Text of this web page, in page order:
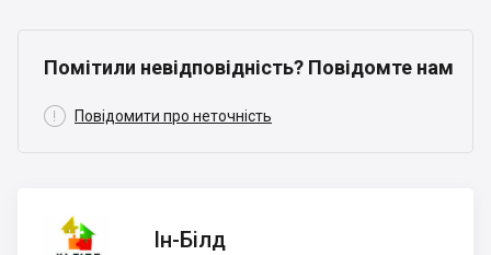
Помітили невідповідність? Повідомте нам
 Повідомити про неточність
Ін-Білд
Ін-Білд